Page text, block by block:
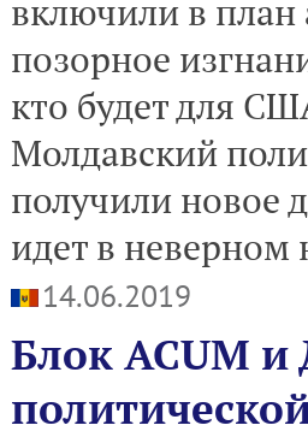
включили в план
позорное
кто будет для
Молдавский
получили новое
идет в неверном
14.06.2019
Блок ACUM